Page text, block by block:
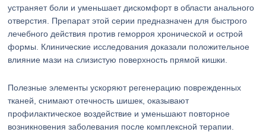
устраняет боли и уменьшает дискомфорт в области анального
отверстия. Препарат этой серии предназначен для быстрого
лечебного действия против геморроя хронической и острой
формы. Клинические исследования доказали положительное
влияние мази на слизистую поверхность прямой кишки.
Полезные элементы ускоряют регенерацию поврежденных
тканей, снимают отечность шишек, оказывают
профилактическое воздействие и уменьшают повторное
возникновения заболевания после комплексной терапии.